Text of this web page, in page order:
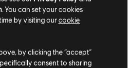
a partir do Servidor de
no Servidor de Testes quanto
até o status “Em investigação”.
. You can set your cookies
by visiting ourcookie
by clicking the “accept”
consent to sharing